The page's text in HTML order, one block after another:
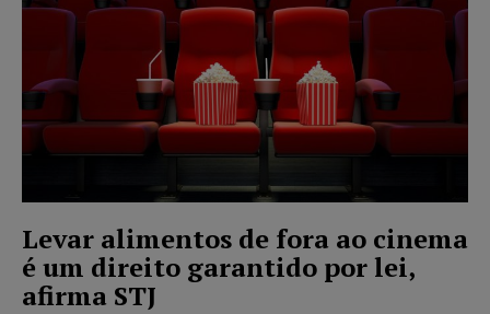
Levar alimentos de fora ao cinema
é um direito garantido por lei,
afirma STJ